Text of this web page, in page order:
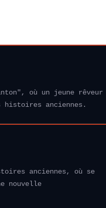
où un jeune rêveur
histoires anciennes.
anciennes, où se
nouvelle